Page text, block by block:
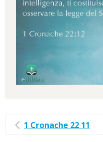
1 Cronache 22 11